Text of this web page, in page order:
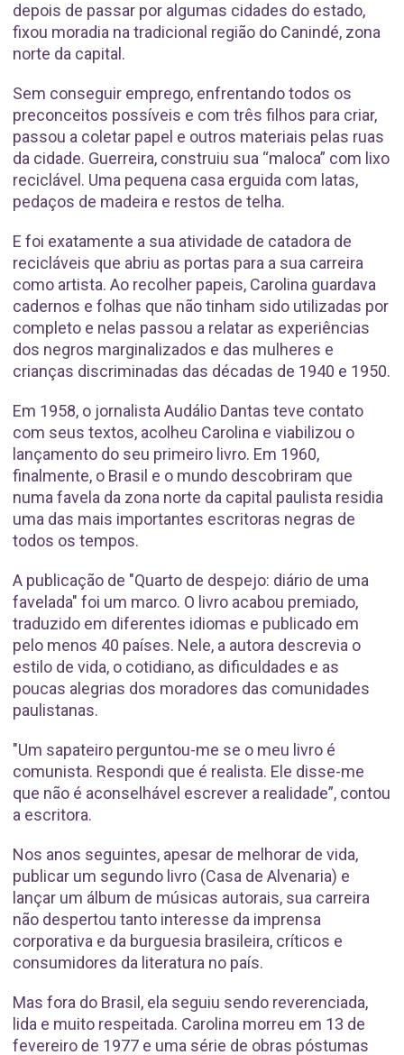
depois de passar por algumas cidades do estado,
fixou moradia na tradicional região do Canindé, zona
norte da capital.
Sem conseguir emprego, enfrentando todos os
preconceitos possíveis e com três filhos para criar,
passou a coletar papel e outros materiais pelas ruas
da cidade. Guerreira, construiu sua “maloca” com lixo
reciclável. Uma pequena casa erguida com latas,
pedaços de madeira e restos de telha.
E foi exatamente a sua atividade de catadora de
recicláveis que abriu as portas para a sua carreira
como artista. Ao recolher papeis, Carolina guardava
cadernos e folhas que não tinham sido utilizadas por
completo e nelas passou a relatar as experiências
dos negros marginalizados e das mulheres e
crianças discriminadas das décadas de 1940 e 1950.
Em 1958, o jornalista Audálio Dantas teve contato
com seus textos, acolheu Carolina e viabilizou o
lançamento do seu primeiro livro. Em 1960,
finalmente, o Brasil e o mundo descobriram que
numa favela da zona norte da capital paulista residia
uma das mais importantes escritoras negras de
todos os tempos.
A publicação de "Quarto de despejo: diário de uma
favelada" foi um marco. O livro acabou premiado,
traduzido em diferentes idiomas e publicado em
pelo menos 40 países. Nele, a autora descrevia o
estilo de vida, o cotidiano, as dificuldades e as
poucas alegrias dos moradores das comunidades
paulistanas.
"Um sapateiro perguntou-me se o meu livro é
comunista. Respondi que é realista. Ele disse-me
que não é aconselhável escrever a realidade”, contou
a escritora.
Nos anos seguintes, apesar de melhorar de vida,
publicar um segundo livro (Casa de Alvenaria) e
lançar um álbum de músicas autorais, sua carreira
não despertou tanto interesse da imprensa
corporativa e da burguesia brasileira, críticos e
consumidores da literatura no país.
Mas fora do Brasil, ela seguiu sendo reverenciada,
lida e muito respeitada. Carolina morreu em 13 de
fevereiro de 1977 e uma série de obras póstumas